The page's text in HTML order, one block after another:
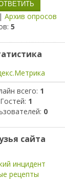
| Архив опросов
5
всего: 1
Гостей: 1
0
сайта
инцидент
рецепты